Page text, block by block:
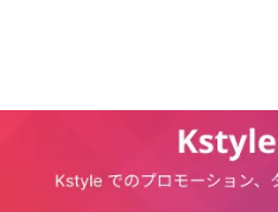
った。『STREET DANCE GIRLS FIGHT
手との相性）が違う。それを見る面白
FIGHTER』の姉さんたちと一緒に出演
と思う」と予告した。また「『STREE